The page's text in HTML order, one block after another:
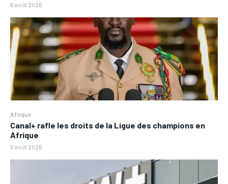
6 août 2026
Afrique
Canal+ rafle les droits de la Ligue des champions en
Afrique
6 août 2026